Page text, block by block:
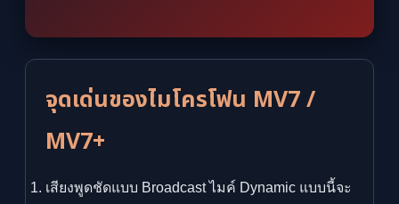
จุดเด่นของไมโครโฟน MV7 /
MV7+
เสียงพูดชัดแบบ Broadcast ไมค์ Dynamic แบบนี้จะ